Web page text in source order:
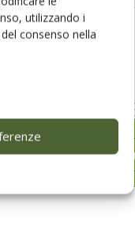
utilizzando i
consenso nella